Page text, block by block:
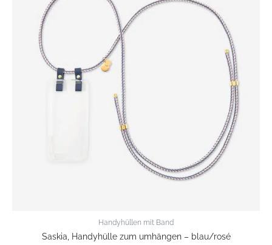
Handyhüllen mit Band
Saskia, Handyhülle zum umhängen – blau/rosé